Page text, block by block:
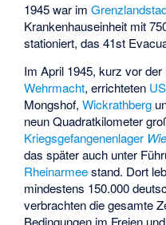
1945 war im
Krankenhauseinheit mit
stationiert, das41st
Im April 1945, kurz vor der
Wehrmacht, errichteten
Mongshof,Wickrathberg
neun Quadratkilometer
Kriegsgefangenenlager
das später auch unter
Rheinarmeestand. Dort
mindestens 150.000
verbrachten die gesamte
Bedingungen im Freien